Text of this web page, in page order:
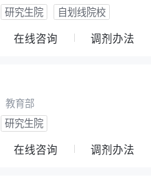
研究生院 自划线院校
在线咨询 调剂办法
教育部
研究生院
在线咨询 调剂办法